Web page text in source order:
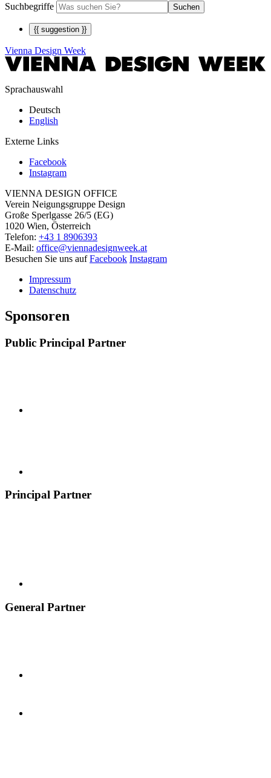
Suchbegriffe Suchen
{{ suggestion }}
Vienna Design Week
Sprachauswahl
Deutsch
English
Externe Links
Facebook
Instagram
VIENNA DESIGN OFFICE
Verein Neigungsgruppe Design
Große Sperlgasse 26/5 (EG)
1020 Wien, Österreich
Telefon: +43 1 8906393
E-Mail: office@viennadesignweek.at
Besuchen Sie uns aufFacebook Instagram
Impressum
Datenschutz
Sponsoren
Public Principal Partner
Principal Partner
General Partner